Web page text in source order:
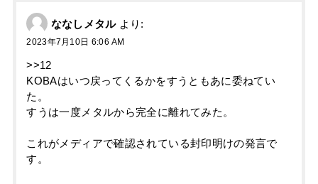
ななしメタル より:
2023年7月10日 6:06 AM
>>12
KOBAはいつ戻ってくるかをすうともあに委ねてい
た。
すうは一度メタルから完全に離れてみた。
これがメディアで確認されている封印明けの発言で
す。